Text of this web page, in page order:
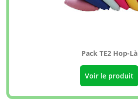
Pack TE2 Hop-Là
Voir le produit